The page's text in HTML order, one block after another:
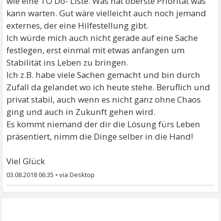
kann warten. Gut wäre vielleicht auch noch jemand
externes, der eine Hilfestellung gibt.
Ich würde mich auch nicht gerade auf eine Sache
festlegen, erst einmal mit etwas anfangen um
Stabilität ins Leben zu bringen.
Ich z.B. habe viele Sachen gemacht und bin durch
Zufall da gelandet wo ich heute stehe. Beruflich und
privat stabil, auch wenn es nicht ganz ohne Chaos
ging und auch in Zukunft gehen wird.
Es kommt niemand der dir die Lösung fürs Leben
präsentiert, nimm die Dinge selber in die Hand!
Viel Glück
03.08.2018 06:35 •